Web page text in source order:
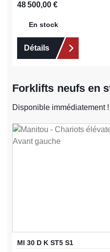
Prix régulier :
48 500,00 €
En stock
Détails
Forklifts neufs en
Disponible immédiatement !
MI 30 D K ST5 S1